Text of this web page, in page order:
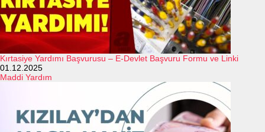
Kırtasiye Yardımı Başvurusu – E-Devlet Başvuru Formu ve Linki
01.12.2025
Maddi Yardım